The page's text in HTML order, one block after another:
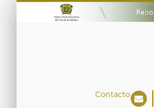
Contacto